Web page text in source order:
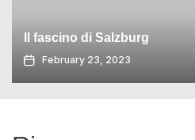
Il fascino di Salzburg
February 23, 2023